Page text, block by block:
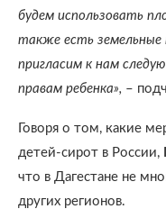
будем использовать
также есть
пригласим к нам
правам ребенка», –
Говоря о том, какие
детей-сирот в России,
что в Дагестане не
других регионов.